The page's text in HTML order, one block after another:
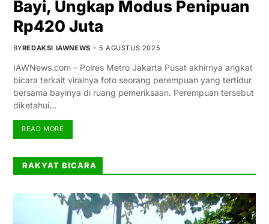
Bayi, Ungkap Modus Penipuan
Rp420 Juta
BYREDAKSI IAWNEWS 5 AGUSTUS 2025
IAWNews.com – Polres Metro Jakarta Pusat akhirnya angkat
bicara terkait viralnya foto seorang perempuan yang tertidur
bersama bayinya di ruang pemeriksaan. Perempuan tersebut
diketahui…
READ MORE
RAKYAT BICARA